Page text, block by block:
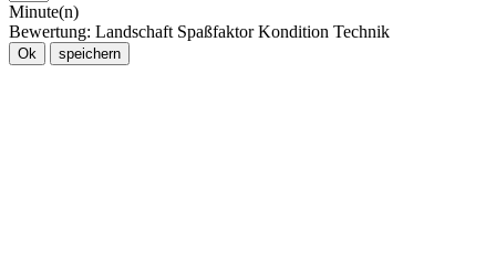
Minute(n)
Bewertung: Landschaft Spaßfaktor Kondition Technik
Ok speichern